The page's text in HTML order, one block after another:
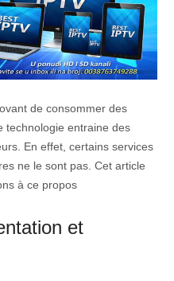
de consommer des
technologie entraine des
En effet, certains services
ne le sont pas. Cet article
à ce propos
et